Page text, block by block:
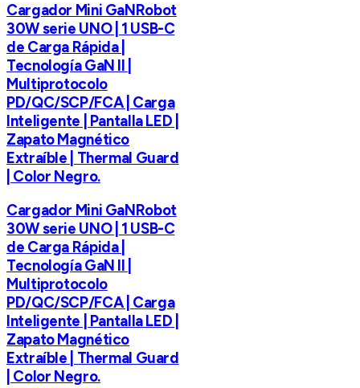
Cargador Mini GaNRobot
30W serie UNO | 1 USB-C
de Carga Rápida |
Tecnología GaN II |
Multiprotocolo
PD/QC/SCP/FCA | Carga
Inteligente | Pantalla LED |
Zapato Magnético
Extraíble | Thermal Guard
| Color Negro.
Cargador Mini GaNRobot
30W serie UNO | 1 USB-C
de Carga Rápida |
Tecnología GaN II |
Multiprotocolo
PD/QC/SCP/FCA | Carga
Inteligente | Pantalla LED |
Zapato Magnético
Extraíble | Thermal Guard
| Color Negro.